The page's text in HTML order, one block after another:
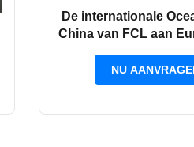
De internationale
China van FCL aan
NU